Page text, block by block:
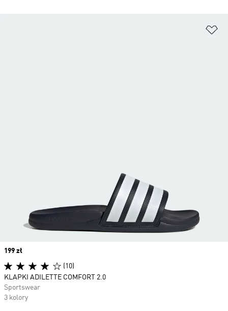
Price
199 zł
(10)
KLAPKI ADILETTE COMFORT 2.0
Sportswear
3 kolory